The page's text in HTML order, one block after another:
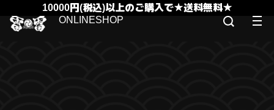
10000円(税込)以上のご購入で★送料無料★
ONLINESHOP